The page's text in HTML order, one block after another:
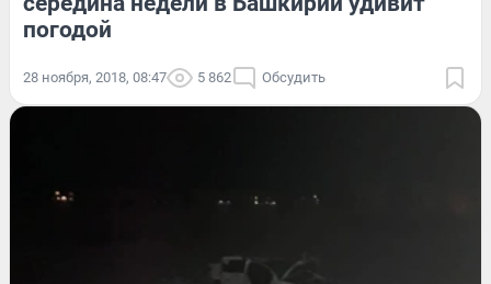
погодой
28 ноября, 2018, 08:47 5 862 Обсудить